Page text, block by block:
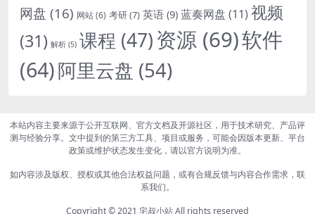
网盘 (16) 网站(6) 考研(7) 英语 (9) 蓝奏网盘 (11) 视频
(31) 解析 (5) 课程 (47)资源 (69)软件
(64)阿里云盘 (54)
本站内容主要来源于公开互联网、官方文档及开源社区，用于技术研究、产品评
测与经验分享。文中提到的第三方工具、项目或服务，可能会因版本更新、平台
政策或维护状态发生变化，请以官方说明为准。
如内容涉及版权、授权或其他合法权益问题，或有合规反馈与内容合作需求，联
系我们。
Copyright © 2021 宅叔小站All rights reserved